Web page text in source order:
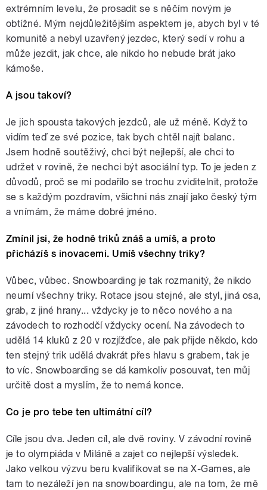
extrémním levelu, že prosadit se s něčím novým je
obtížné. Mým nejdůležitějším aspektem je, abych byl v té
komunitě a nebyl uzavřený jezdec, který sedí v rohu a
může jezdit, jak chce, ale nikdo ho nebude brát jako
kámoše.
A jsou takoví?
Je jich spousta takových jezdců, ale už méně. Když to
vidím teď ze své pozice, tak bych chtěl najít balanc.
Jsem hodně soutěživý, chci být nejlepší, ale chci to
udržet v rovině, že nechci být asociální typ. To je jeden z
důvodů, proč se mi podařilo se trochu zviditelnit, protože
se s každým pozdravím, všichni nás znají jako český tým
a vnímám, že máme dobré jméno.
Zmínil jsi, že hodně triků znáš a umíš, a proto
přicházíš s inovacemi. Umíš všechny triky?
Vůbec, vůbec. Snowboarding je tak rozmanitý, že nikdo
neumí všechny triky. Rotace jsou stejné, ale styl, jiná osa,
grab, z jiné hrany... vždycky je to něco nového a na
závodech to rozhodčí vždycky ocení. Na závodech to
udělá 14 kluků z 20 v rozjížďce, ale pak přijde někdo, kdo
ten stejný trik udělá dvakrát přes hlavu s grabem, tak je
to víc. Snowboarding se dá kamkoliv posouvat, ten můj
určitě dost a myslím, že to nemá konce.
Co je pro tebe ten ultimátní cíl?
Cíle jsou dva. Jeden cíl, ale dvě roviny. V závodní rovině
je to olympiáda v Miláně a zajet co nejlepší výsledek.
Jako velkou výzvu beru kvalifikovat se na X-Games, ale
tam to nezáleží jen na snowboardingu, ale na tom, že mě